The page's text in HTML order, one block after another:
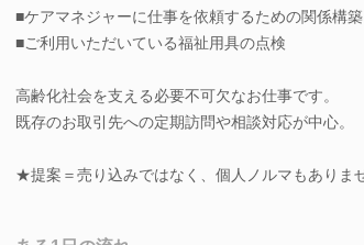
■ケアマネジャーに仕事を依頼するための関係構築
■ご利用いただいている福祉用具の点検
高齢化社会を支える必要不可欠なお仕事です。
既存のお取引先への定期訪問や相談対応が中心。
★提案＝売り込みではなく、個人ノルマもありま